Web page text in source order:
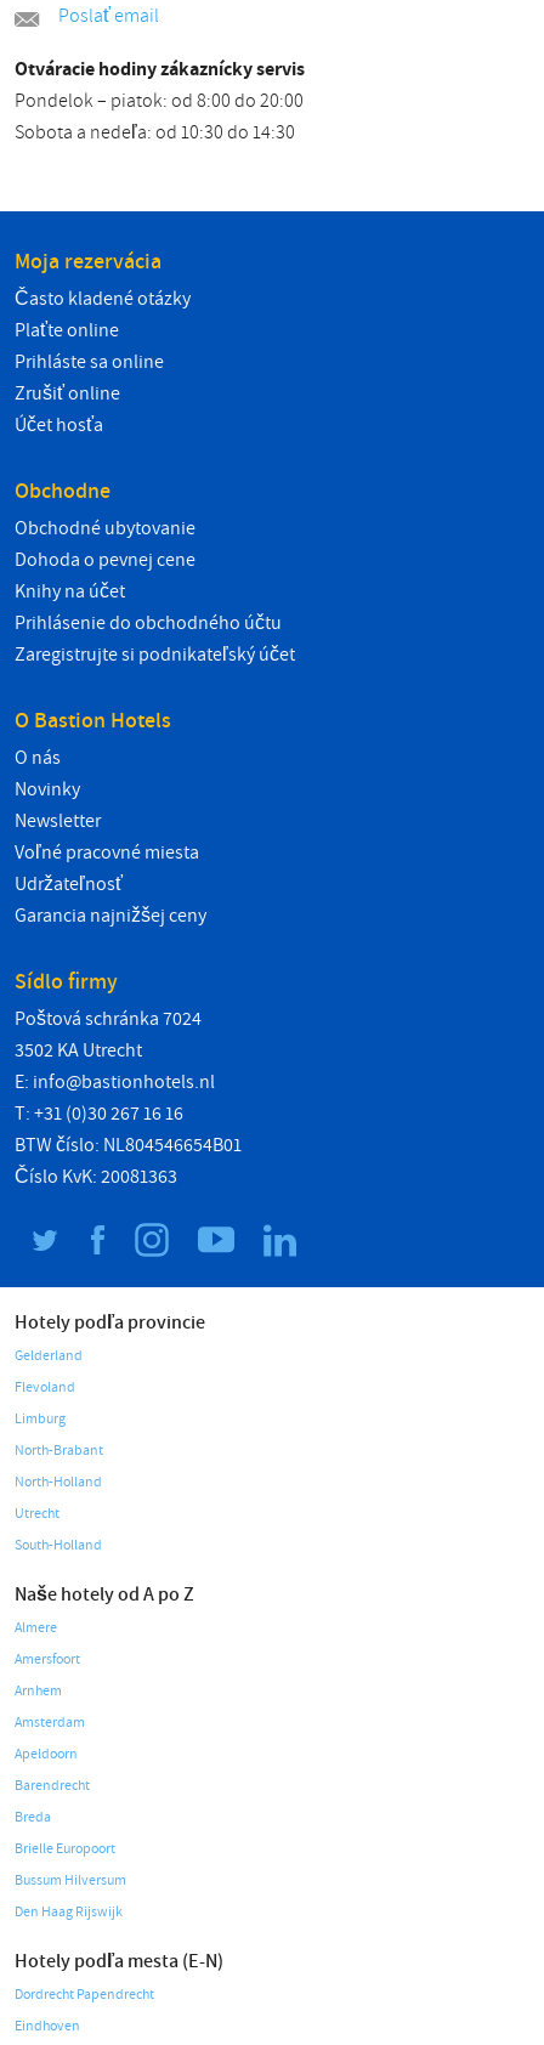
Poslať email
Otváracie hodiny zákaznícky servis
Pondelok – piatok: od 8:00 do 20:00
Sobota a nedeľa: od 10:30 do 14:30
Moja rezervácia
Často kladené otázky
Plaťte online
Prihláste sa online
Zrušiť online
Účet hosťa
Obchodne
Obchodné ubytovanie
Dohoda o pevnej cene
Knihy na účet
Prihlásenie do obchodného účtu
Zaregistrujte si podnikateľský účet
O Bastion Hotels
O nás
Novinky
Newsletter
Voľné pracovné miesta
Udržateľnosť
Garancia najnižšej ceny
Sídlo firmy
Poštová schránka 7024
3502 KA Utrecht
E: info@bastionhotels.nl
T: +31 (0)30 267 16 16
BTW číslo: NL804546654B01
Číslo KvK: 20081363
Hotely podľa provincie
Gelderland
Flevoland
Limburg
North-Brabant
North-Holland
Utrecht
South-Holland
Naše hotely od A po Z
Almere
Amersfoort
Arnhem
Amsterdam
Apeldoorn
Barendrecht
Breda
Brielle Europoort
Bussum Hilversum
Den Haag Rijswijk
Hotely podľa mesta (E-N)
Dordrecht Papendrecht
Eindhoven